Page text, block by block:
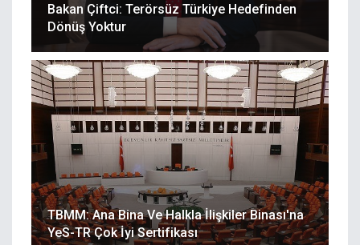
Bakan Çiftci: Terörsüz Türkiye Hedefinden
Dönüş Yoktur
TBMM: Ana Bina Ve Halkla İlişkiler Binası'na
YeS-TR Çok İyi Sertifikası